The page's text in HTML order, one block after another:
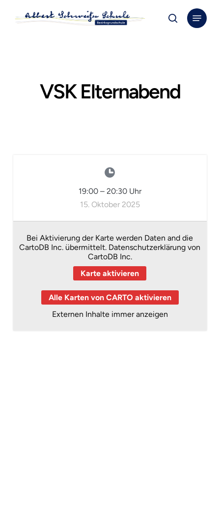
search
Menu
VSK Elternabend
19:00– 20:30Uhr
15. Oktober 2025
Bei Aktivierung der Karte werden Daten and die
CartoDB Inc. übermittelt. Datenschutzerklärung von
CartoDB Inc.
Karte aktivieren
Alle Karten von CARTO aktivieren
Externen Inhalte immer anzeigen
Close